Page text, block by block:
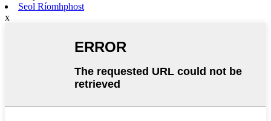
Seol Ríomhphost
x